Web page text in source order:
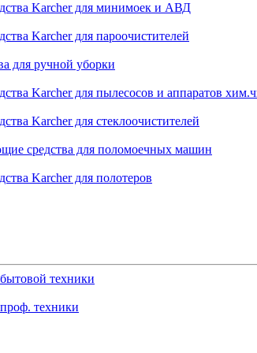
Karcher для минимоек и АВД
Karcher для пароочистителей
для ручной уборки
Karcher для пылесосов и аппаратов
Karcher для стеклоочистителей
средства для поломоечных машин
Karcher для полотеров
техники
техники